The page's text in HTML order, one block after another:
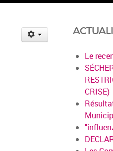
Le
CRISE)